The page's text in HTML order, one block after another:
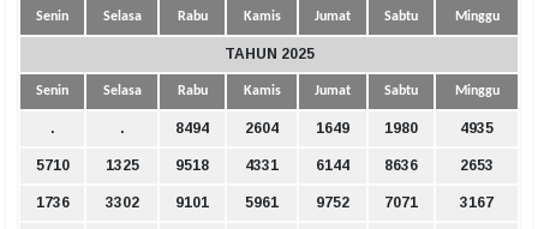
Senin Selasa Rabu Kamis Jumat Sabtu Minggu
TAHUN 2025
Senin Selasa Rabu Kamis Jumat Sabtu Minggu
. . 8494 2604 1649 1980 4935
5710 1325 9518 4331 6144 8636 2653
1736 3302 9101 5961 9752 7071 3167